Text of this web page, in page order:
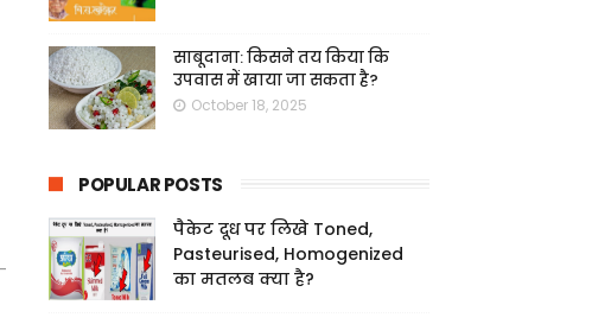
साबूदाना: किसने तय किया कि
उपवास में खाया जा सकता है?
October 18, 2025
POPULAR POSTS
पैकेट दूध पर लिखे Toned,
Pasteurised, Homogenized
का मतलब क्या है?